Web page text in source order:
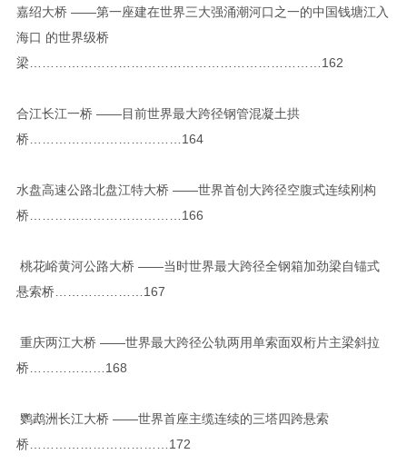
嘉绍大桥 ——第一座建在世界三大强涌潮河口之一的中国钱塘江入
海口 的世界级桥
梁……………………………………………………………162
合江长江一桥 ——目前世界最大跨径钢管混凝土拱
桥………………………………164
水盘高速公路北盘江特大桥 ——世界首创大跨径空腹式连续刚构
桥………………………………166
桃花峪黄河公路大桥 ——当时世界最大跨径全钢箱加劲梁自锚式
悬索桥…………………167
重庆两江大桥 ——世界最大跨径公轨两用单索面双桁片主梁斜拉
桥………………168
鹦鹉洲长江大桥 ——世界首座主缆连续的三塔四跨悬索
桥……………………………172